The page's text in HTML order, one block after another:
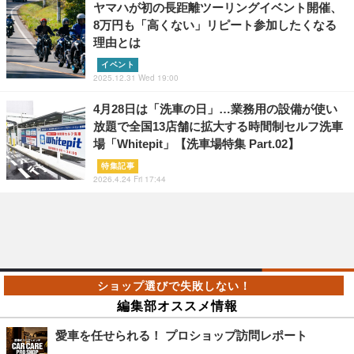
ヤマハが初の長距離ツーリングイベント開催、
8万円も「高くない」リピート参加したくなる
理由とは
イベント
2025.12.31 Wed 19:00
4月28日は「洗車の日」…業務用の設備が使い
放題で全国13店舗に拡大する時間制セルフ洗車
場「Whitepit」【洗車場特集 Part.02】
特集記事
2026.4.24 Fri 17:44
編集部オススメ情報
愛車を任せられる！ プロショップ訪問レポート